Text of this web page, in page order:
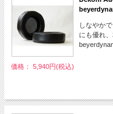
しなやか
にも優れ
価格： 5,940円(税込)